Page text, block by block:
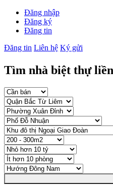
Đăng nhập
Đăng ký
Đăng tin
Đăng tin Liên hệ Ký gửi
Tìm nhà biệt thự